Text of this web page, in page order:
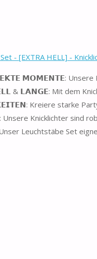
- [EXTRA HELL] -
𝗠𝗢𝗠𝗘𝗡𝗧𝗘: Unsere
𝗟𝗔𝗡𝗚𝗘: Mit dem
Kreiere starke Party
Knicklichter sind
Leuchtstäbe Set eignet